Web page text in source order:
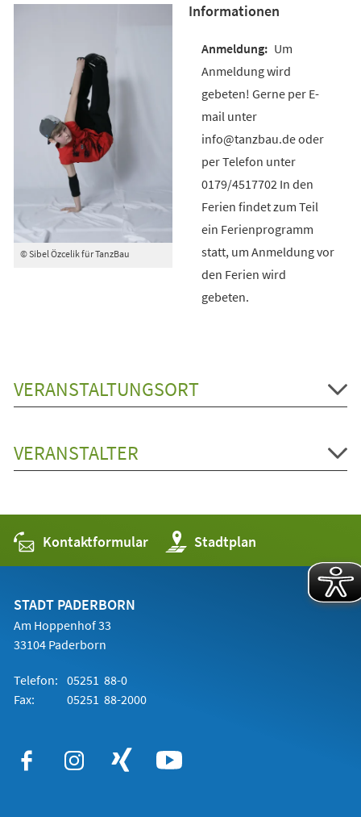
© Sibel Özcelik für TanzBau
Informationen
Um
Anmeldung wird
gebeten! Gerne per E-
mail unter
info@tanzbau.de oder
per Telefon unter
0179/4517702 In den
Ferien findet zum Teil
ein Ferienprogramm
statt, um Anmeldung vor
den Ferien wird
gebeten.
VERANSTALTUNGSORT
VERANSTALTER
Kontaktformular Stadtplan
(Öffnet
in
einem
STADT PADERBORN
Am Hoppenhof 33
33104 Paderborn
Telefon: 05251 88-0
Fax:
05251 88-2000